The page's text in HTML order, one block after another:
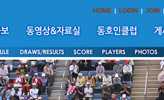
HOME | LOGIN | JOIN |